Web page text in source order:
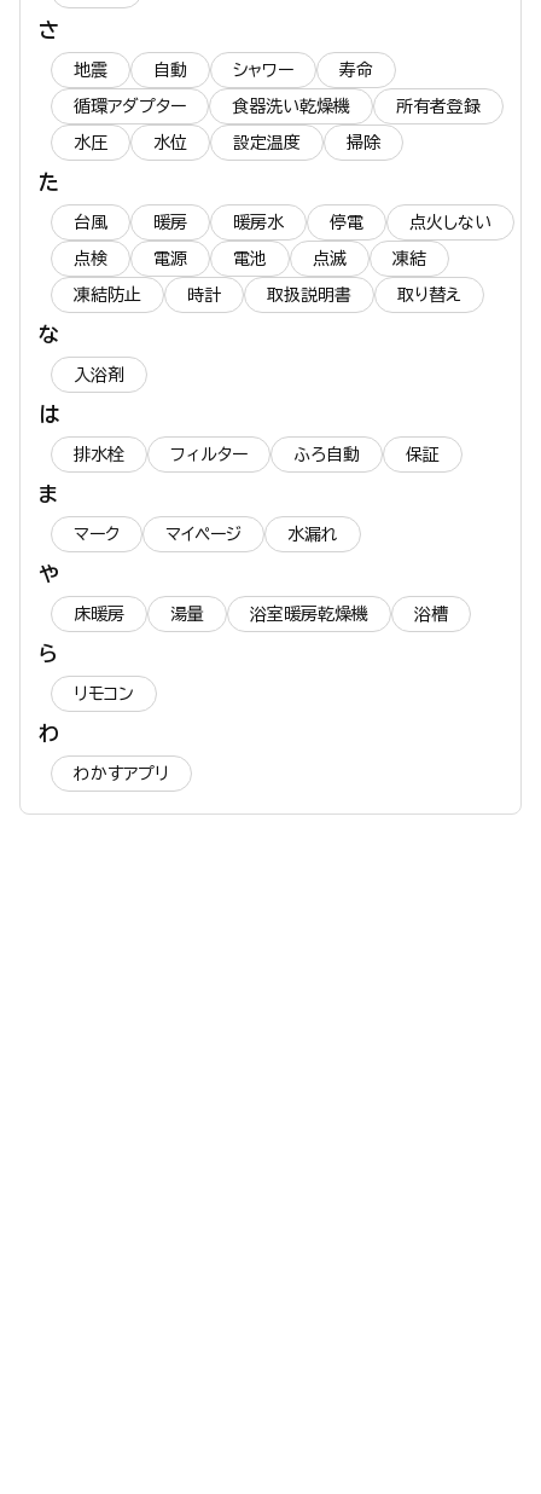
さ
地震 自動 シャワー 寿命
循環アダプター 食器洗い乾燥機 所有者登録
水圧 水位 設定温度 掃除
た
台風 暖房 暖房水 停電 点火しない
点検 電源 電池 点滅 凍結
凍結防止 時計 取扱説明書 取り替え
な
入浴剤
は
排水栓 フィルター ふろ自動 保証
ま
マーク マイページ 水漏れ
や
床暖房 湯量 浴室暖房乾燥機 浴槽
ら
リモコン
わ
わかすアプリ